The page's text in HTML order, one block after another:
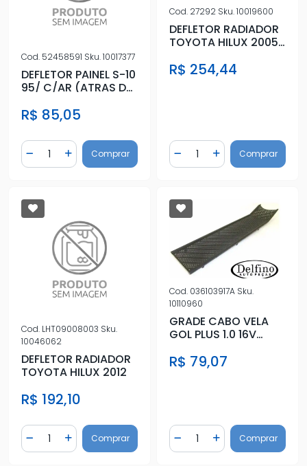
Cod. 52458591 Sku.10017377
DEFLETOR PAINEL S-10
95/ C/AR (ATRAS DO
R$ 85,05
Diminuir Quantidade
Quantidade
Adicionar Quantidade
Comprar
Cod. 27292 Sku.10019600
DEFLETOR RADIADOR
TOYOTA HILUX 2005
R$ 254,44
Diminuir Quantidade
Quantidade
AdicionarComprar
Cod. LHT09008003 Sku.
10046062
DEFLETOR RADIADOR
TOYOTA HILUX 2012
R$ 192,10
Diminuir Quantidade
Quantidade
Adicionar Quantidade
Comprar
Cod. 036103917A Sku.
10110960
GRADE CABO VELA
GOL PLUS 1.0 16V
R$ 79,07
Diminuir Quantidade
Quantidade
AdicionarComprar